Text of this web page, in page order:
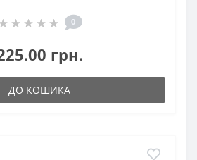
0
грн.
ДО КОШИКА